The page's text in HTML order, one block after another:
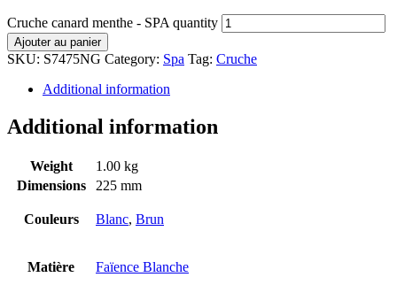
Cruche canard menthe - SPA quantity
Ajouter au panier
SKU: S7475NG Category: Spa Tag: Cruche
Additional information
Additional information
Weight
1.00 kg
Dimensions
225 mm
Couleurs Blanc, Brun
Matière Faïence Blanche